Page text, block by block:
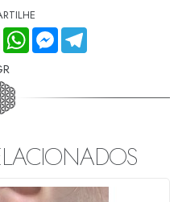
WHATSAPPMESSENGER
TELEGRAM